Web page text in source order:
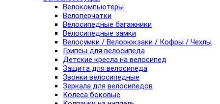
Велокомпьютеры
Велоперчатки
Велосипедные багажники
Велосипедные замки
Велосумки / Велорюкзаки / Кофры / Чехлы
Грипсы для велосипеда
Детские кресла на велосипед
Защита для велосипеда
Звонки велосипедные
Зеркала для велосипедов
Колеса боковые